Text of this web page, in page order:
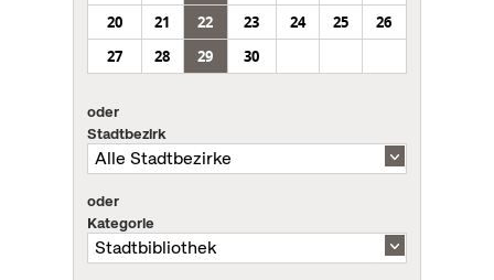
20
21 22 23 24 25
26
27
28 29 30
oder
Stadtbezirk
oder
Kategorie